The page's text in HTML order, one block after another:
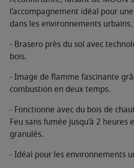
l'accompagnement idéal pour
dans les environnements urbains.
- Brasero près du sol avec
bois.
- Image de flamme fascinante
combustion en deux temps.
- Fonctionne avec du bois de
Feu sans fumée jusqu'à 2 heures
granulés.
- Idéal pour les environnements